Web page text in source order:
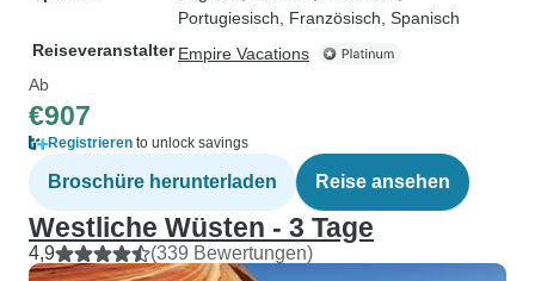
Portugiesisch, Französisch, Spanisch
Reiseveranstalter Empire Vacations
Ab
€907
Registrieren to unlock savings
Broschüre herunterladen Reise ansehen
Westliche Wüsten - 3 Tage
4,9 (339 Bewertungen)